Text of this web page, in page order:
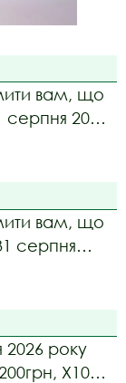
вам, що
2026
вам, що
серпня
2026 року
Х1000